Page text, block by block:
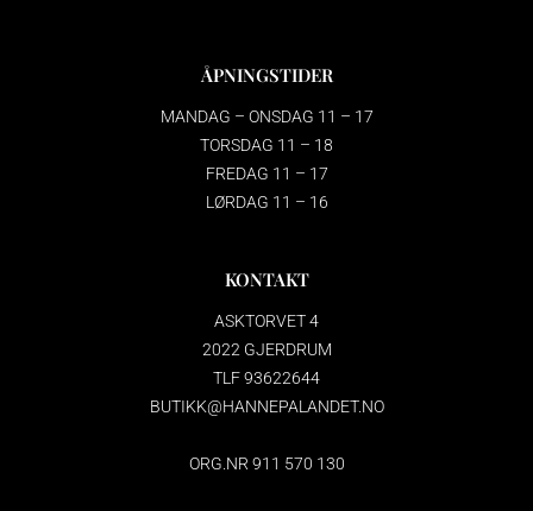
ÅPNINGSTIDER
MANDAG – ONSDAG 11 – 17
TORSDAG 11 – 18
FREDAG 11 – 17
LØRDAG 11 – 16
KONTAKT
ASKTORVET 4
2022 GJERDRUM
TLF 93622644
BUTIKK@HANNEPALANDET.NO
ORG.NR 911 570 130